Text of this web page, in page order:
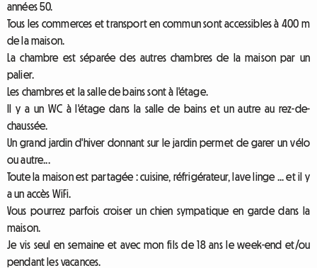
années 50.
Tous les commerces et transport en commun sont accessibles à 400 m
de la maison.
La chambre est séparée des autres chambres de la maison par un
palier.
Les chambres et la salle de bains sont à l'étage.
Il y a un WC à l'étage dans la salle de bains et un autre au rez-de-
chaussée.
Un grand jardin d'hiver donnant sur le jardin permet de garer un vélo
ou autre...
Toute la maison est partagée : cuisine, réfrigérateur, lave linge ... et il y
a un accès WiFi.
Vous pourrez parfois croiser un chien sympatique en garde dans la
maison.
Je vis seul en semaine et avec mon fils de 18 ans le week-end et/ou
pendant les vacances.